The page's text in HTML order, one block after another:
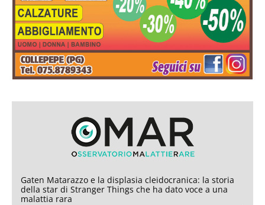
Gaten Matarazzo e la displasia cleidocranica: la storia
della star di Stranger Things che ha dato voce a una
malattia rara